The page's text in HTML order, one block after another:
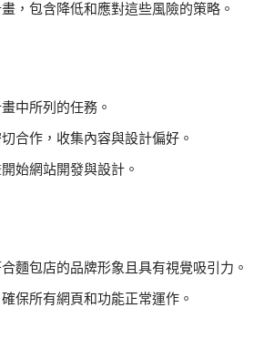
，包含降低和應對這些風險的策略。
中所列的任務。
合作，收集內容與設計偏好。
始網站開發與設計。
麵包店的品牌形象且具有視覺吸引力。
保所有網頁和功能正常運作。